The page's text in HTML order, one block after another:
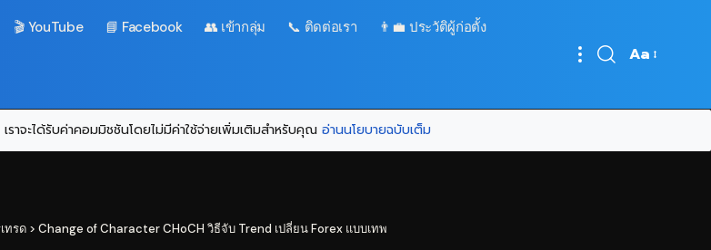
🎬 YouTube 📘 Facebook 👥 เข้ากลุ่ม 📞 ติดต่อเรา 👨‍💼 ประวัติผู้ก่อตั้ง
Font
Aa
ะได้รับค่าคอมมิชชันโดยไม่มีค่าใช้จ่ายเพิ่มเติมสำหรับคุณ อ่านนโยบายฉบับเต็ม
ทรด > Change of Character CHoCH วิธีจับ Trend เปลี่ยน Forex แบบเทพ